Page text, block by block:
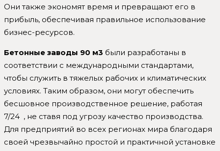
Они также экономят время и превращают его в
прибыль, обеспечивая правильное использование
бизнес-ресурсов.
Бетонные заводы 90 м3 были разработаны в
соответствии с международными стандартами,
чтобы служить в тяжелых рабочих и климатических
условиях. Таким образом, они могут обеспечить
бесшовное производственное решение, работая
7/24 , не ставя под угрозу качество производства.
Для предприятий во всех регионах мира благодаря
своей чрезвычайно простой и практичной установке